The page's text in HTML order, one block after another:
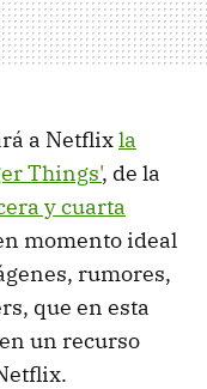
a Netflixla
Things', de la
y cuarta
momento ideal
rumores,
que en esta
un recurso